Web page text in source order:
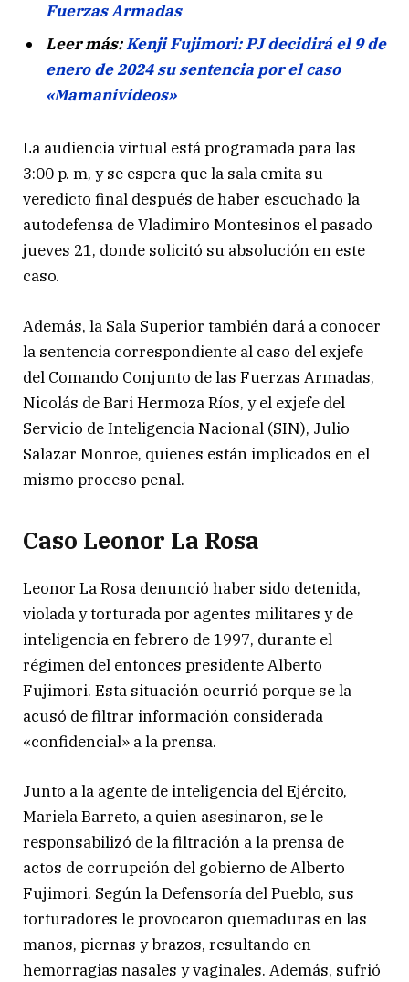
Fuerzas Armadas
Leer más:Kenji Fujimori: PJ decidirá el 9 de
enero de 2024 su sentencia por el caso
«Mamanivideos»
La audiencia virtual está programada para las
3:00 p. m, y se espera que la sala emita su
veredicto final después de haber escuchado la
autodefensa de Vladimiro Montesinos el pasado
jueves 21, donde solicitó su absolución en este
caso.
Además, la Sala Superior también dará a conocer
la sentencia correspondiente al caso del exjefe
del Comando Conjunto de las Fuerzas Armadas,
Nicolás de Bari Hermoza Ríos, y el exjefe del
Servicio de Inteligencia Nacional (SIN), Julio
Salazar Monroe, quienes están implicados en el
mismo proceso penal.
Caso Leonor La Rosa
Leonor La Rosa denunció haber sido detenida,
violada y torturada por agentes militares y de
inteligencia en febrero de 1997, durante el
régimen del entonces presidente Alberto
Fujimori. Esta situación ocurrió porque se la
acusó de filtrar información considerada
«confidencial» a la prensa.
Junto a la agente de inteligencia del Ejército,
Mariela Barreto, a quien asesinaron, se le
responsabilizó de la filtración a la prensa de
actos de corrupción del gobierno de Alberto
Fujimori. Según la Defensoría del Pueblo, sus
torturadores le provocaron quemaduras en las
manos, piernas y brazos, resultando en
hemorragias nasales y vaginales. Además, sufrió